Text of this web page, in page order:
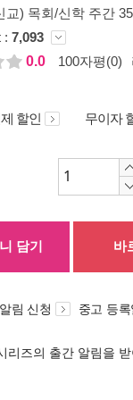
교) 목회/신학 주간
: 7,093
0.0
100자평(0)
할인 무이자
담기 바
림 신청 중고 등
리즈의 출간 알림을